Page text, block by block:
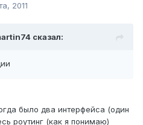
2011
сказал:
было два интерфейса (один
роутинг (как я понимаю)